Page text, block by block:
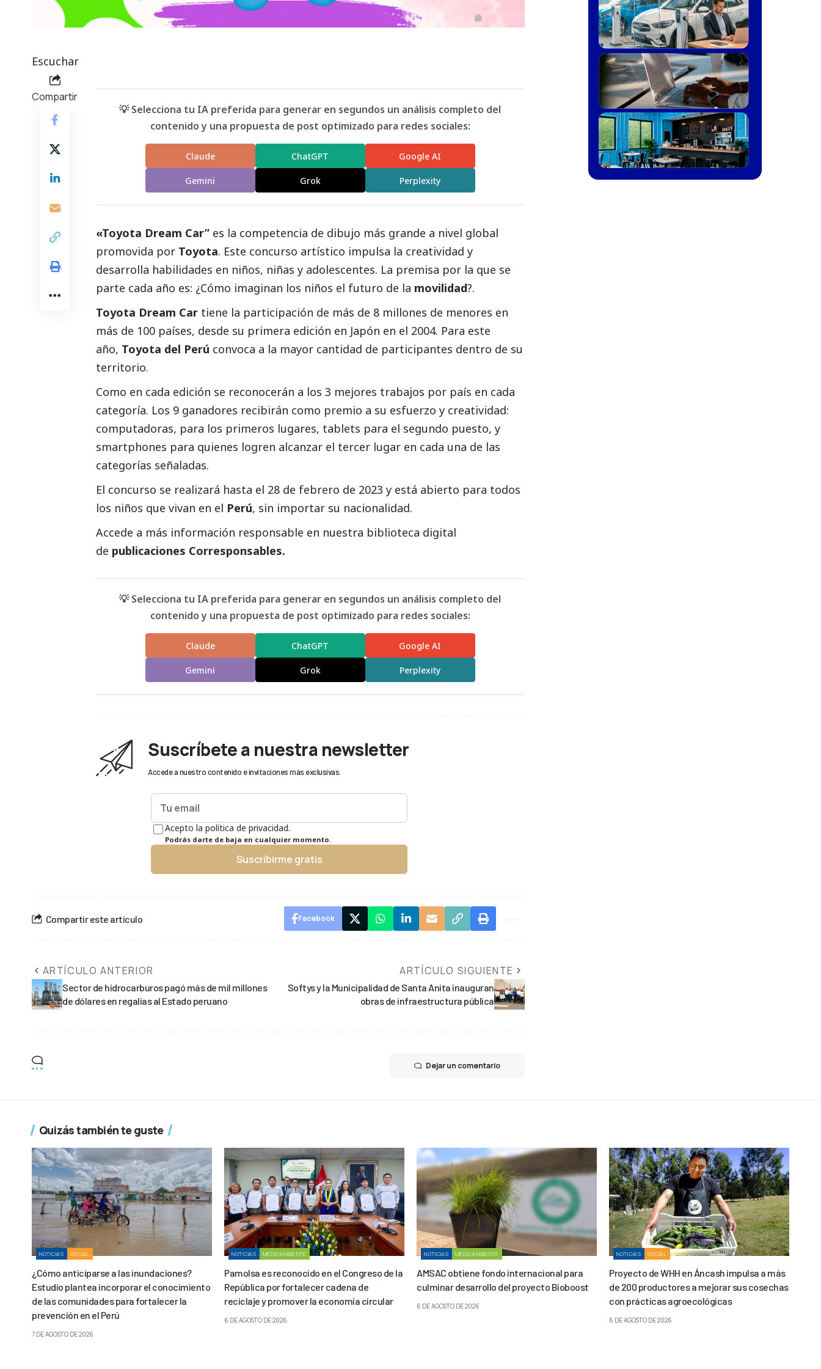
Escuchar
Compartir
💡 Selecciona tu IA preferida para generar en segundos un análisis completo del
contenido y una propuesta de post optimizado para redes sociales:
Claude ChatGPT Google AI
Gemini Grok Perplexity
«Toyota Dream Car” es la competencia de dibujo más grande a nivel global
promovida por Toyota. Este concurso artístico impulsa la creatividad y
desarrolla habilidades en niños, niñas y adolescentes. La premisa por la que se
parte cada año es: ¿Cómo imaginan los niños el futuro de la movilidad?.
Toyota Dream Car tiene la participación de más de 8 millones de menores en
más de 100 países, desde su primera edición en Japón en el 2004. Para este
año, Toyota del Perú convoca a la mayor cantidad de participantes dentro de su
territorio.
Como en cada edición se reconocerán a los 3 mejores trabajos por país en cada
categoría. Los 9 ganadores recibirán como premio a su esfuerzo y creatividad:
computadoras, para los primeros lugares, tablets para el segundo puesto, y
smartphones para quienes logren alcanzar el tercer lugar en cada una de las
categorías señaladas.
El concurso se realizará hasta el 28 de febrero de 2023 y está abierto para todos
los niños que vivan en el Perú, sin importar su nacionalidad.
Accede a más información responsable en nuestra biblioteca digital
de publicaciones Corresponsables.
💡 Selecciona tu IA preferida para generar en segundos un análisis completo del
contenido y una propuesta de post optimizado para redes sociales:
Claude ChatGPT Google AI
Gemini Grok Perplexity
Suscríbete a nuestra newsletter
Accede a nuestro contenido e invitaciones más exclusivas.
Acepto la política de privacidad.
Podrás darte de baja en cualquier momento.
Suscribirme gratis
Compartir este artículo Facebook
ARTÍCULO ANTERIOR
Sector de hidrocarburos pagó más de mil millones
de dólares en regalías al Estado peruano
ARTÍCULO SIGUIENTE
Softys y la Municipalidad de Santa Anita inauguran
obras de infraestructura pública
Dejar un comentario
Quizás también te guste
NOTICIAS SOCIAL
¿Cómo anticiparse a las inundaciones?
Estudio plantea incorporar el conocimiento
de las comunidades para fortalecer la
prevención en el Perú
7 DE AGOSTO DE 2026
NOTICIAS MEDIOAMBIENTE
Pamolsa es reconocido en el Congreso de la
República por fortalecer cadena de
reciclaje y promover la economía circular
6 DE AGOSTO DE 2026
NOTICIAS MEDIOAMBIENTE
AMSAC obtiene fondo internacional para
culminar desarrollo del proyecto Bioboost
6 DE AGOSTO DE 2026
NOTICIAS SOCIAL
Proyecto de WHH en Áncash impulsa a más
de 200 productores a mejorar sus cosechas
con prácticas agroecológicas
6 DE AGOSTO DE 2026